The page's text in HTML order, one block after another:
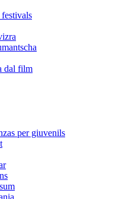
dal film
per giuvenils